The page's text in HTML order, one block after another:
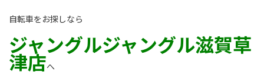
自転車をお探しなら
ジャングルジャングル滋賀草
津店へ